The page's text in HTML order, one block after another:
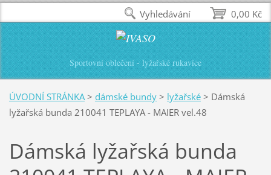
Sportovní oblečení - lyžařské rukavice
ÚVODNÍ STRÁNKA > dámské bundy > lyžařské > Dámská
lyžařská bunda 210041 TEPLAYA - MAIER vel.48
Dámská lyžařská bunda
0,00 Kč
Vyhledávání